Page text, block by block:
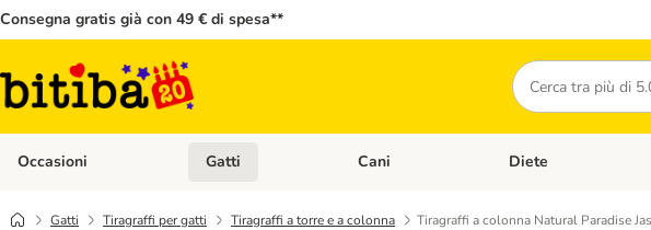
Consegna gratis già con 49 € di spesa**
Cerca
Occasioni Apri Menù Categoria: Occasioni
Gatti Apri Menù Categoria: Gatti
Cani Apri Menù Categoria:
Diete
Gatti Tiragraffi per gatti Tiragraffi a torre e a colonna Tiragraffi a colonna Natural Paradise